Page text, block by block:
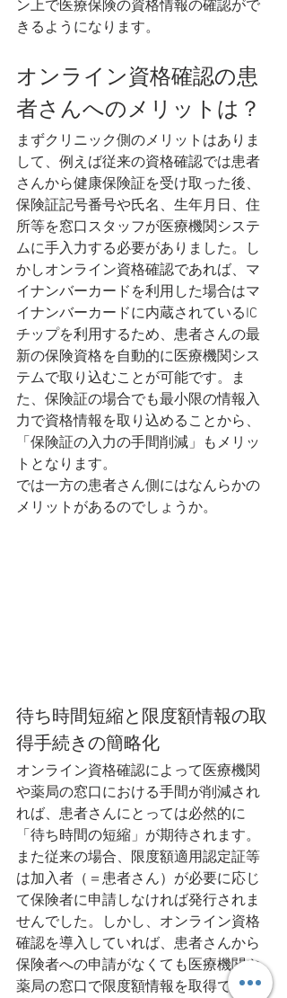
ン上で医療保険の資格情報の確認がで
きるようになります。
オンライン資格確認の患
者さんへのメリットは？
まずクリニック側のメリットはありま
して、例えば従来の資格確認では患者
さんから健康保険証を受け取った後、
保険証記号番号や氏名、生年月日、住
所等を窓口スタッフが医療機関システ
ムに手入力する必要がありました。し
かしオンライン資格確認であれば、マ
イナンバーカードを利用した場合はマ
イナンバーカードに内蔵されているIC
チップを利用するため、患者さんの最
新の保険資格を自動的に医療機関シス
テムで取り込むことが可能です。ま
た、保険証の場合でも最小限の情報入
力で資格情報を取り込めることから、
「保険証の入力の手間削減」もメリッ
トとなります。
では一方の患者さん側にはなんらかの
メリットがあるのでしょうか。
待ち時間短縮と限度額情報の取
得手続きの簡略化
オンライン資格確認によって医療機関
や薬局の窓口における手間が削減され
れば、患者さんにとっては必然的に
「待ち時間の短縮」が期待されます。
また従来の場合、限度額適用認定証等
は加入者（＝患者さん）が必要に応じ
て保険者に申請しなければ発行されま
せんでした。しかし、オンライン資格
確認を導入していれば、患者さんから
保険者への申請がなくても医療機関や
薬局の窓口で限度額情報を取得できる